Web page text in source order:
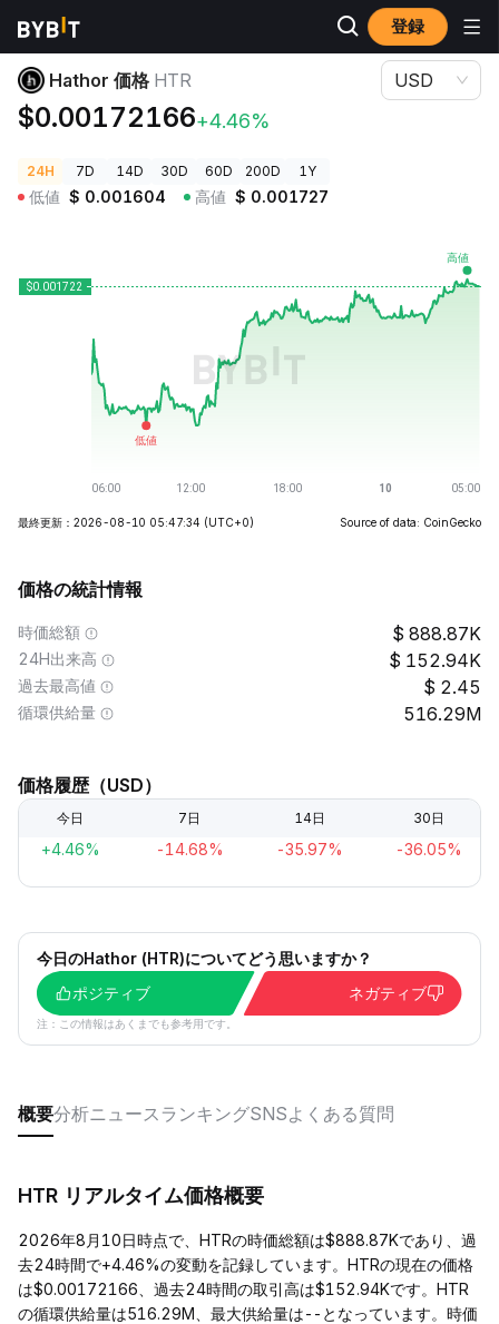
登録
暗号資産価格
Hathor 価格 HTR
$0.00172166+4.46%
USD
24H 7D 14D 30D 60D 200D 1Y
低値 $ 0.001604 高値 $ 0.001727
最終更新：2026-08-10 05:47:34 (UTC+0) Source of data: CoinGecko
価格の統計情報
時価総額 888.87K
24H出来高 152.94K
過去最高値 2.45
循環供給量 516.29M
価格履歴（USD）
今日 7日 14日 30日
+4.46% -14.68% -35.97% -36.05%
今日のHathor (HTR)についてどう思いますか？
ポジティブ
ネガティブ
注：この情報はあくまでも参考用です。
概要分析ニュース ランキングSNSよくある質問
HTR リアルタイム価格概要
2026年8月10日時点で、HTRの時価総額は$888.87Kであり、過
去24時間で+4.46%の変動を記録しています。HTRの現在の価格
は$0.00172166、過去24時間の取引高は$152.94Kです。HTR
の循環供給量は516.29M、最大供給量は--となっています。時価